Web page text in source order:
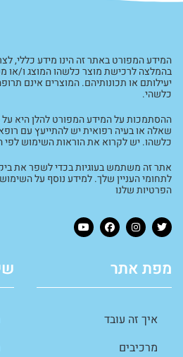
המידע המפורט באתר זה הינו מידע כללי,
בהמלצה לרכישת מוצר כלשהו המוצג ו/או
יעילותם או תכונותיהם. המוצרים אינם
כלשהי.
ההסתמכות על המידע המפורט להלן היא
שאלה או בעיה רפואית יש להתייעץ עם
כלשהו. יש לקרוא את הוראות השימוש לפי
אתר זה משתמש בעוגיות בכדי לשפר את
לתחומי העניין שלך. למידע נוסף על השימוש
הפרטיות שלנו
מפת אתר
איך זה עובד
מרכיבים